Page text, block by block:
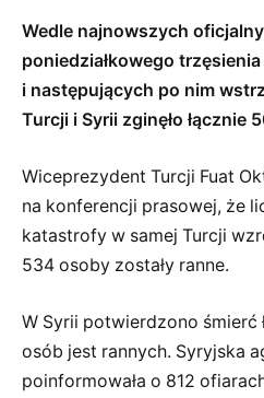
Wedle najnowszych
poniedziałkowego
i następujących po nim
Turcji i Syrii zginęło łącznie
Wiceprezydent Turcji Fuat
na konferencji prasowej, że
katastrofy w samej Turcji
534 osoby zostały ranne.
W Syrii potwierdzono śmierć
osób jest rannych. Syryjska
poinformowała o 812